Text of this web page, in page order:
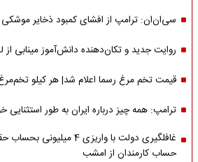
سی‌ان‌ان: ترامپ از افشای کمبود ذخایر
روایت جدید و تکان‌دهنده دانش‌آموز مینابی
قیمت تخم مرغ رسما اعلام شد| هر کیلو
ترامپ: همه چیز درباره ایران به طور
غافلگیری دولت با واریزی 4
حساب کارمندان از امشب